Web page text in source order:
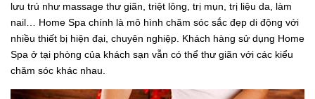
lưu trú như massage thư giãn, triệt lông, trị mụn, trị liệu da, làm
nail… Home Spa chính là mô hình chăm sóc sắc đẹp di động với
nhiều thiết bị hiện đại, chuyên nghiệp. Khách hàng sử dụng Home
Spa ở tại phòng của khách sạn vẫn có thể thư giãn với các kiểu
chăm sóc khác nhau.